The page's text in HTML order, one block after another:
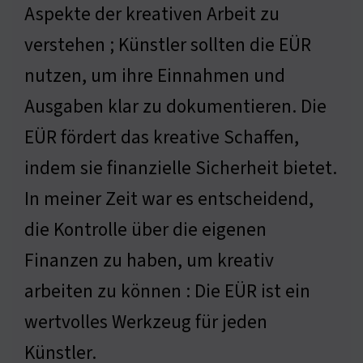
Aspekte der kreativen Arbeit zu
verstehen ; Künstler sollten die EÜR
nutzen, um ihre Einnahmen und
Ausgaben klar zu dokumentieren. Die
EÜR fördert das kreative Schaffen,
indem sie finanzielle Sicherheit bietet.
In meiner Zeit war es entscheidend,
die Kontrolle über die eigenen
Finanzen zu haben, um kreativ
arbeiten zu können : Die EÜR ist ein
wertvolles Werkzeug für jeden
Künstler.